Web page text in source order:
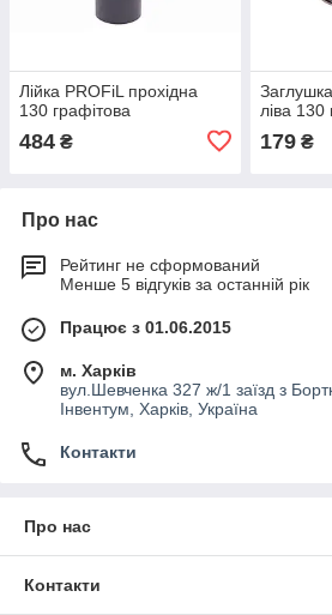
Лійка PROFiL прохідна
130 графітова
484 ₴
ліва 130
179₴
Про нас
Рейтинг не сформований
Менше 5 відгуків за останній рік
Працює з 01.06.2015
м. Харків
вул.Шевченка 327 ж/1 заїзд з
Інвентум, Харків, Україна
Контакти
Про нас
Контакти